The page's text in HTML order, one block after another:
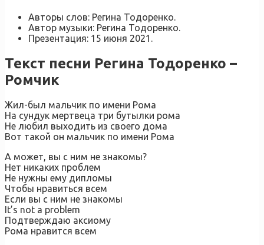
Авторы слов: Регина Тодоренко.
Автор музыки: Регина Тодоренко.
Презентация: 15 июня 2021.
Текст песни Регина Тодоренко –
Ромчик
Жил-был мальчик по имени Рома
На сундук мертвеца три бутылки рома
Не любил выходить из своего дома
Вот такой он мальчик по имени Рома
А может, вы с ним не знакомы?
Нет никаких проблем
Не нужны ему дипломы
Чтобы нравиться всем
Если вы с ним не знакомы
It’s not a problem
Подтверждаю аксиому
Рома нравится всем